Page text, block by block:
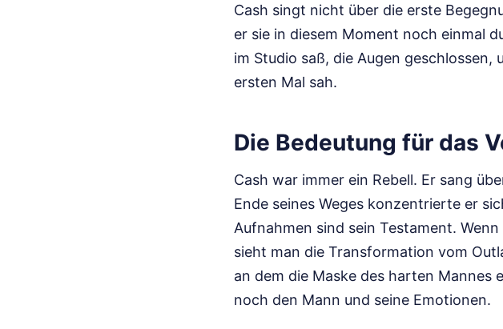
Cash singt nicht über die erste
er sie in diesem Moment noch einmal
im Studio saß, die Augen
ersten Mal sah.
Die Bedeutung für das
Cash war immer ein Rebell. Er sang
Ende seines Weges konzentrierte er
Aufnahmen sind sein Testament.
sieht man die Transformation vom
an dem die Maske des harten Mannes
noch den Mann und seine Emotionen.